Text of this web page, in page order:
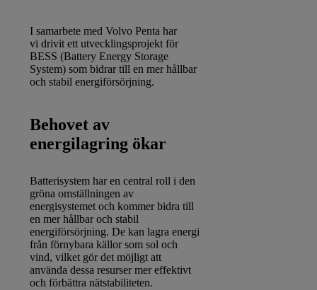
I samarbete med Volvo Penta har
vi drivit ett utvecklingsprojekt för
BESS (Battery Energy Storage
System) som bidrar till en mer hållbar
och stabil energiförsörjning.
Behovet av
energilagring ökar
Batterisystem har en central roll i den
gröna omställningen av
energisystemet och kommer bidra till
en mer hållbar och stabil
energiförsörjning. De kan lagra energi
från förnybara källor som sol och
vind, vilket gör det möjligt att
använda dessa resurser mer effektivt
och förbättra nätstabiliteten.